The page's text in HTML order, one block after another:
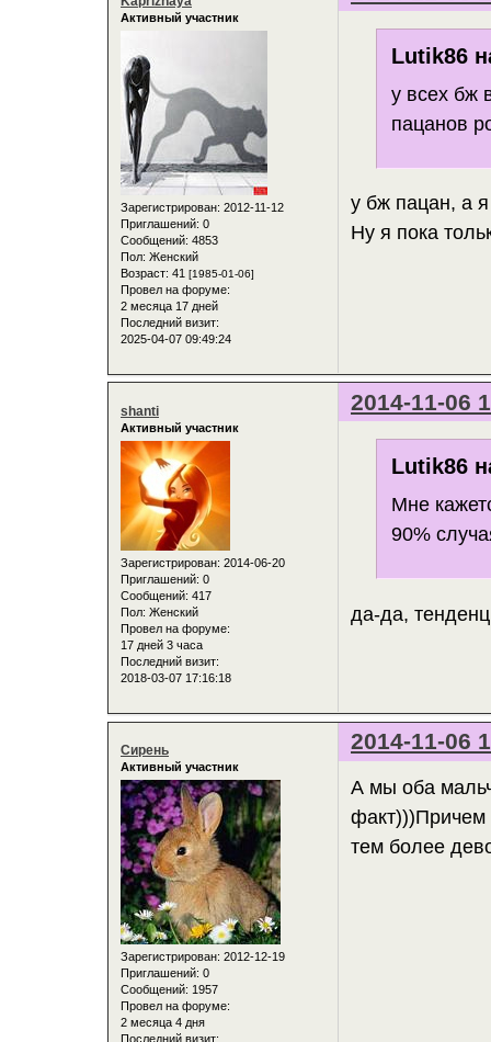
Активный участник
Зарегистрирован: 2012-11-12
Приглашений: 0
Сообщений: 4853
Пол: Женский
Возраст: 41 [1985-01-06]
Провел на форуме:
2 месяца 17 дней
Последний визит:
2025-04-07 09:49:24
Lutik86
у всех бж
пацанов
у бж пацан, а
Ну я пока
2014-11-06
shanti
Активный участник
Зарегистрирован: 2014-06-20
Приглашений: 0
Сообщений: 417
Пол: Женский
Провел на форуме:
17 дней 3 часа
Последний визит:
2018-03-07 17:16:18
Lutik86
Мне
90%
да-да,
2014-11-06
Сирень
Активный участник
Зарегистрирован: 2012-12-19
Приглашений: 0
Сообщений: 1957
Провел на форуме:
2 месяца 4 дня
Последний визит:
А мы оба
факт)))Причем
тем более